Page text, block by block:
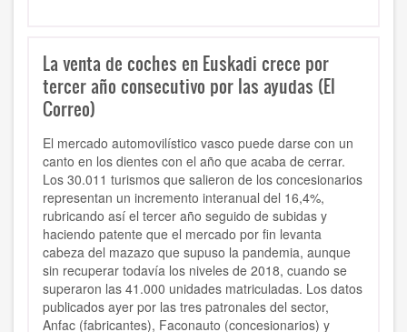
La venta de coches en Euskadi crece por
tercer año consecutivo por las ayudas (El
Correo)
El mercado automovilístico vasco puede darse con un
canto en los dientes con el año que acaba de cerrar.
Los 30.011 turismos que salieron de los concesionarios
representan un incremento interanual del 16,4%,
rubricando así el tercer año seguido de subidas y
haciendo patente que el mercado por fin levanta
cabeza del mazazo que supuso la pandemia, aunque
sin recuperar todavía los niveles de 2018, cuando se
superaron las 41.000 unidades matriculadas. Los datos
publicados ayer por las tres patronales del sector,
Anfac (fabricantes), Faconauto (concesionarios) y